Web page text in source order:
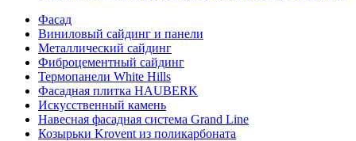
Фасад
Виниловый сайдинг и панели
Металлический сайдинг
Фиброцементный сайдинг
Термопанели White Hills
Фасадная плитка HAUBERK
Искусственный камень
Навесная фасадная система Grand Line
Козырьки Krovent из поликарбоната